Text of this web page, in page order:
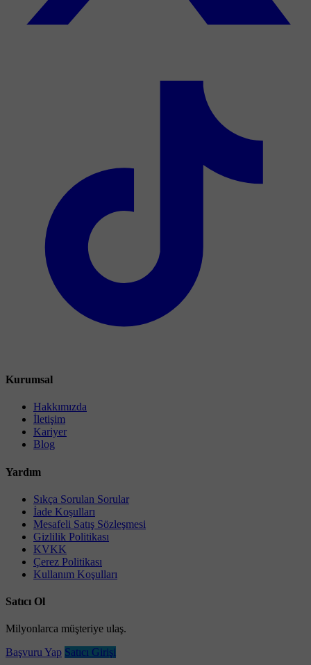
Kurumsal
Hakkımızda
İletişim
Kariyer
Blog
Yardım
Sıkça Sorulan Sorular
İade Koşulları
Mesafeli Satış Sözleşmesi
Gizlilik Politikası
KVKK
Çerez Politikası
Kullanım Koşulları
Satıcı Ol
Milyonlarca müşteriye ulaş.
Başvuru Yap Satıcı Girişi